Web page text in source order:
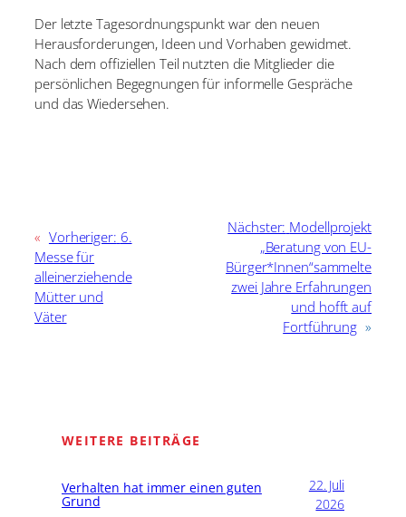
Der letzte Tagesordnungspunkt war den neuen
Herausforderungen, Ideen und Vorhaben gewidmet.
Nach dem offiziellen Teil nutzten die Mitglieder die
persönlichen Begegnungen für informelle Gespräche
und das Wiedersehen.
« Vorheriger: 6.
Messe für
alleinerziehende
Mütter und
Väter
Nächster: Modellprojekt
„Beratung von EU-
Bürger*Innen“sammelte
zwei Jahre Erfahrungen
und hofft auf
Fortführung »
WEITERE BEITRÄGE
Verhalten hat immer einen guten
Grund
22. Juli
2026